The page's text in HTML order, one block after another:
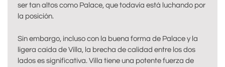
ser tan altos como Palace, que todavía está luchando por
la posición.
Sin embargo, incluso con la buena forma de Palace y la
ligera caída de Villa, la brecha de calidad entre los dos
lados es significativa. Villa tiene una potente fuerza de